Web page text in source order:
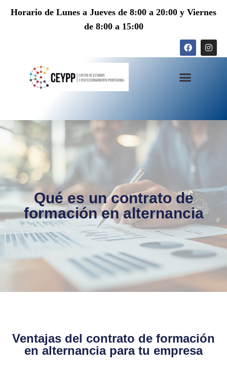
Horario de Lunes a Jueves de 8:00 a 20:00 y Viernes
de 8:00 a 15:00
Qué es un contrato de
formación en alternancia
Ventajas del contrato de formación
en alternancia para tu empresa